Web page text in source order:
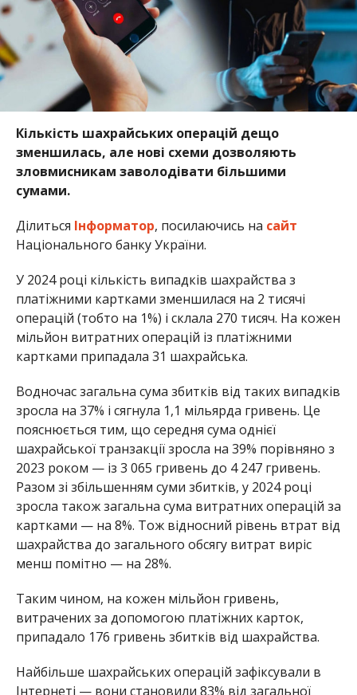
Кількість шахрайських операцій дещо
зменшилась, але нові схеми дозволяють
зловмисникам заволодівати більшими
сумами.
Ділиться Інформатор, посилаючись на сайт
Національного банку України.
У 2024 році кількість випадків шахрайства з
платіжними картками зменшилася на 2 тисячі
операцій (тобто на 1%) і склала 270 тисяч. На кожен
мільйон витратних операцій із платіжними
картками припадала 31 шахрайська.
Водночас загальна сума збитків від таких випадків
зросла на 37% і сягнула 1,1 мільярда гривень. Це
пояснюється тим, що середня сума однієї
шахрайської транзакції зросла на 39% порівняно з
2023 роком — із 3 065 гривень до 4 247 гривень.
Разом зі збільшенням суми збитків, у 2024 році
зросла також загальна сума витратних операцій за
картками — на 8%. Тож відносний рівень втрат від
шахрайства до загального обсягу витрат виріс
менш помітно — на 28%.
Таким чином, на кожен мільйон гривень,
витрачених за допомогою платіжних карток,
припадало 176 гривень збитків від шахрайства.
Найбільше шахрайських операцій зафіксували в
Інтернеті — вони становили 83% від загальної